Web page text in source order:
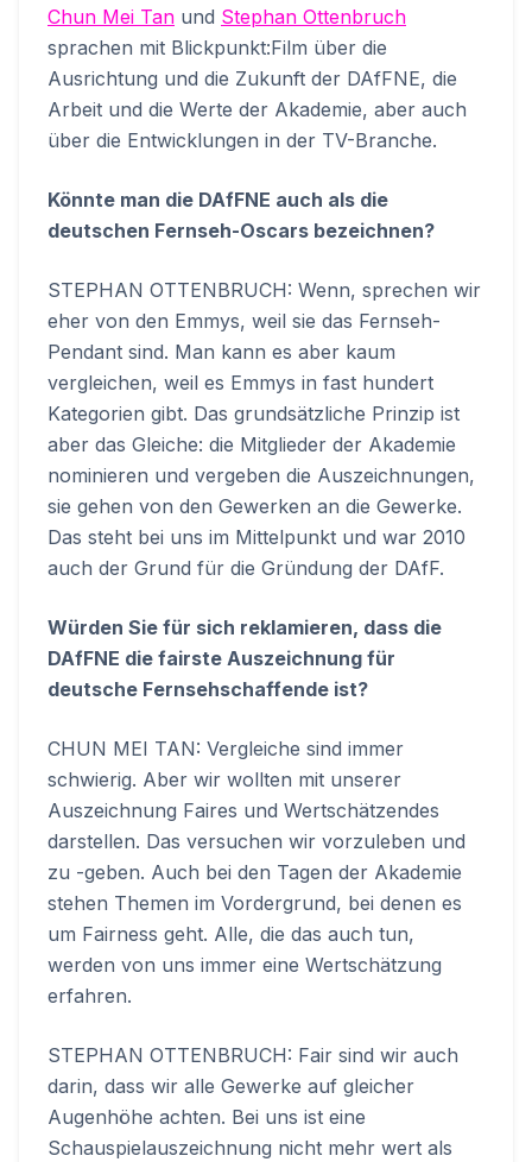
Chun Mei Tan und Stephan Ottenbruch
sprachen mit Blickpunkt:Film über die
Ausrichtung und die Zukunft der DAfFNE, die
Arbeit und die Werte der Akademie, aber auch
über die Entwicklungen in der TV-Branche.
Könnte man die DAfFNE auch als die
deutschen Fernseh-Oscars bezeichnen?
STEPHAN OTTENBRUCH: Wenn, sprechen wir
eher von den Emmys, weil sie das Fernseh-
Pendant sind. Man kann es aber kaum
vergleichen, weil es Emmys in fast hundert
Kategorien gibt. Das grundsätzliche Prinzip ist
aber das Gleiche: die Mitglieder der Akademie
nominieren und vergeben die Auszeichnungen,
sie gehen von den Gewerken an die Gewerke.
Das steht bei uns im Mittelpunkt und war 2010
auch der Grund für die Gründung der DAfF.
Würden Sie für sich reklamieren, dass die
DAfFNE die fairste Auszeichnung für
deutsche Fernsehschaffende ist?
CHUN MEI TAN: Vergleiche sind immer
schwierig. Aber wir wollten mit unserer
Auszeichnung Faires und Wertschätzendes
darstellen. Das versuchen wir vorzuleben und
zu -geben. Auch bei den Tagen der Akademie
stehen Themen im Vordergrund, bei denen es
um Fairness geht. Alle, die das auch tun,
werden von uns immer eine Wertschätzung
erfahren.
STEPHAN OTTENBRUCH: Fair sind wir auch
darin, dass wir alle Gewerke auf gleicher
Augenhöhe achten. Bei uns ist eine
Schauspielauszeichnung nicht mehr wert als